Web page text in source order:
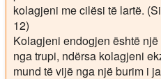
kolagjeni me cilësi të lartë.
12)
Kolagjeni endogjen është
nga trupi, ndërsa kolagjeni
mund të vijë nga një burim i